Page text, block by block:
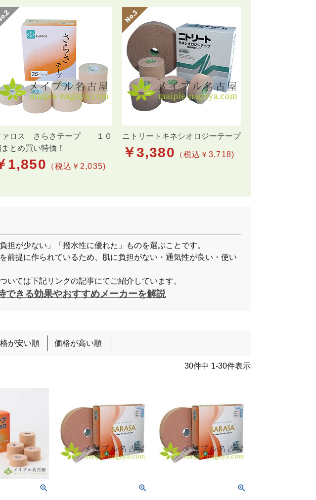
ァロス さらさテープ １０
とめ買い特価！
1,850 （税込￥2,035)
ニトリートキネシオロジーテープ
￥3,380 （税込￥3,718)
担が少ない」「撥水性に優れた」ものを選ぶことです。
前提に作られているため、肌に負担がない・通気性が良い・使い
いては下記リンクの記事にてご紹介しています。
できる効果やおすすめメーカーを解説
が安い順 価格が高い順
30件中 1-30件表示